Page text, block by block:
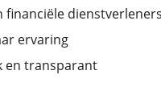
financiële dienstverleners
ervaring
en transparant